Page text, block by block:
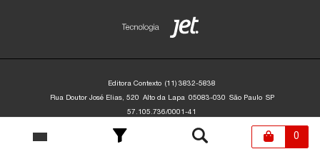
0
Editora Contexto (11) 3832-5838
Rua Doutor José Elias, 520 Alto da Lapa 05083-030 São Paulo SP
57.105.736/0001-41
Lapa - São Paulo/SP - 05083-030 | contato@editoracontexto.com.br | +55 11